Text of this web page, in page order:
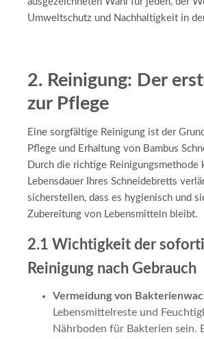
Umweltschutz und Nachhaltigkeit in
2. Reinigung: Der
zur Pflege
Eine sorgfältige Reinigung ist der
Pflege und Erhaltung von Bambus
Durch die richtige Reinigungsmethode
Lebensdauer Ihres Schneidebretts
sicherstellen, dass es hygienisch und
Zubereitung von Lebensmitteln bleibt.
2.1 Wichtigkeit der
Reinigung nach Gebrauch
Vermeidung von
Lebensmittelreste und
Nährboden für Bakterien sein.